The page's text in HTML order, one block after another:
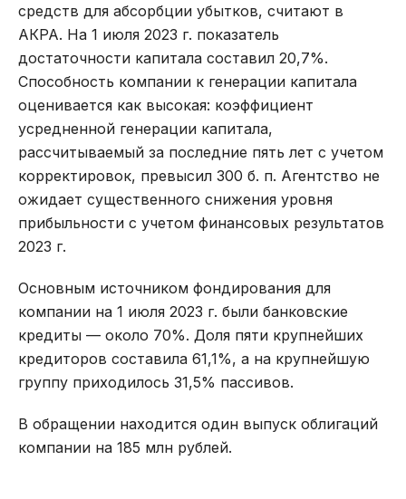
средств для абсорбции убытков, считают в
АКРА. На 1 июля 2023 г. показатель
достаточности капитала составил 20,7%.
Способность компании к генерации капитала
оценивается как высокая: коэффициент
усредненной генерации капитала,
рассчитываемый за последние пять лет с учетом
корректировок, превысил 300 б. п. Агентство не
ожидает существенного снижения уровня
прибыльности с учетом финансовых результатов
2023 г.
Основным источником фондирования для
компании на 1 июля 2023 г. были банковские
кредиты — около 70%. Доля пяти крупнейших
кредиторов составила 61,1%, а на крупнейшую
группу приходилось 31,5% пассивов.
В обращении находится один выпуск облигаций
компании на 185 млн рублей.